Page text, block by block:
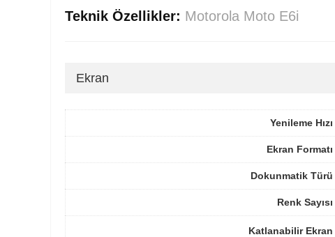
Teknik Özellikler: Motorola Moto E6i
Ekran
Yenileme Hızı
Ekran Formatı
Dokunmatik Türü
Renk Sayısı
Katlanabilir Ekran